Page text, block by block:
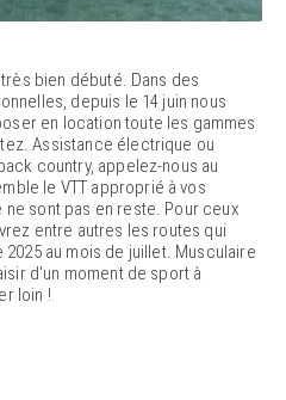
bien débuté. Dans des
depuis le 14 juin nous
en location toute les gammes
Assistance électrique ou
country, appelez-nous au
le VTT approprié à vos
sont pas en reste. Pour ceux
entre autres les routes qui
au mois de juillet. Musculaire
d'un moment de sport à
loin !